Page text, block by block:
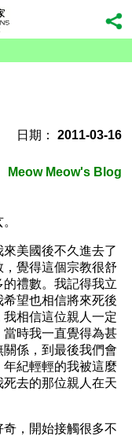
日期： 2011-03-16
Meow Meow's Blog
美國後不久進去了
覺得這個宗教很舒
禮數。我記得我立
望也相信將來死後
相信這位親人一定
時我一直覺得為甚
係，到最後我們會
年紀輕輕的我被這麼
去的那位親人在天
，開始接觸很多不